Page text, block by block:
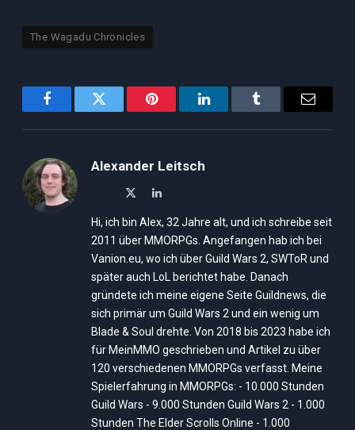
The Wagadu Chronicles
FacebookTwitter PinterestLinkedInTumblr Email
Alexander Leitsch
LinkedIn
Hi, ich bin Alex, 32 Jahre alt, und ich schreibe seit
2011 über MMORPGs. Angefangen hab ich bei
Vanion.eu, wo ich über Guild Wars 2, SWToR und
später auch LoL berichtet habe. Danach
gründete ich meine eigene Seite Guildnews, die
sich primär um Guild Wars 2 und ein wenig um
Blade & Soul drehte. Von 2018 bis 2023 habe ich
für MeinMMO geschrieben und Artikel zu über
120 verschiedenen MMORPGs verfasst. Meine
Spielerfahrung in MMORPGs: - 10.000 Stunden
Guild Wars - 9.000 Stunden Guild Wars 2 - 1.000
Stunden The Elder Scrolls Online - 1.000